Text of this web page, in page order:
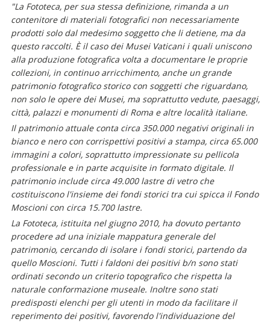
"La Fototeca, per sua stessa definizione, rimanda a un
contenitore di materiali fotografici non necessariamente
prodotti solo dal medesimo soggetto che li detiene, ma da
questo raccolti. È il caso dei Musei Vaticani i quali uniscono
alla produzione fotografica volta a documentare le proprie
collezioni, in continuo arricchimento, anche un grande
patrimonio fotografico storico con soggetti che riguardano,
non solo le opere dei Musei, ma soprattutto vedute, paesaggi,
città, palazzi e monumenti di Roma e altre località italiane.
Il patrimonio attuale conta circa 350.000 negativi originali in
bianco e nero con corrispettivi positivi a stampa, circa 65.000
immagini a colori, soprattutto impressionate su pellicola
professionale e in parte acquisite in formato digitale. Il
patrimonio include circa 49.000 lastre di vetro che
costituiscono l'insieme dei fondi storici tra cui spicca il Fondo
Moscioni con circa 15.700 lastre.
La Fototeca, istituita nel giugno 2010, ha dovuto pertanto
procedere ad una iniziale mappatura generale del
patrimonio, cercando di isolare i fondi storici, partendo da
quello Moscioni. Tutti i faldoni dei positivi b/n sono stati
ordinati secondo un criterio topografico che rispetta la
naturale conformazione museale. Inoltre sono stati
predisposti elenchi per gli utenti in modo da facilitare il
reperimento dei positivi, favorendo l'individuazione del